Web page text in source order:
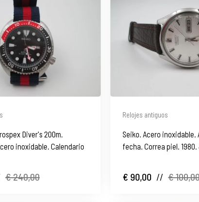
Diver's 200m.
inoxidable. Calendario
€ 240,00
Relojes antiguos
Seiko. Acero inoxidable.
fecha. Correa piel.
€ 90,00 // €